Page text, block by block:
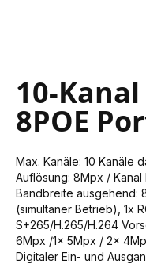
to
the
beginning
of
images
gallery
10-Kanal
8POE
Max. Kanäle: 10 Kanäle
Auflösung: 8Mpx /
Bandbreite ausgehend:
(simultaner Betrieb), 1x
S+265/H.265/H.264
6Mpx /1x 5Mpx / 2x
Digitaler Ein- und